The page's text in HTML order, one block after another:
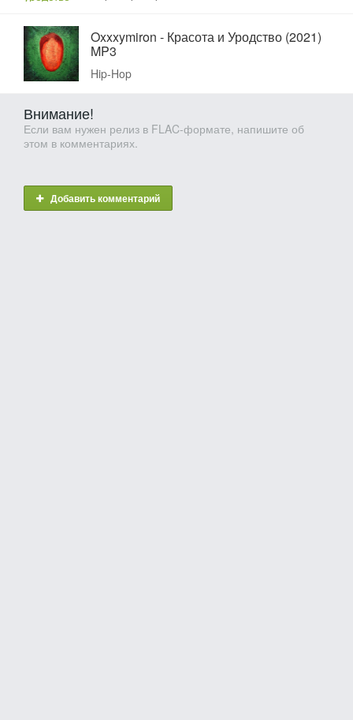
Oxxxymiron - Красота и Уродство (2021)
MP3
Hip-Hop
Внимание!
Если вам нужен релиз в FLAC-формате, напишите об
этом в комментариях.
Добавить комментарий